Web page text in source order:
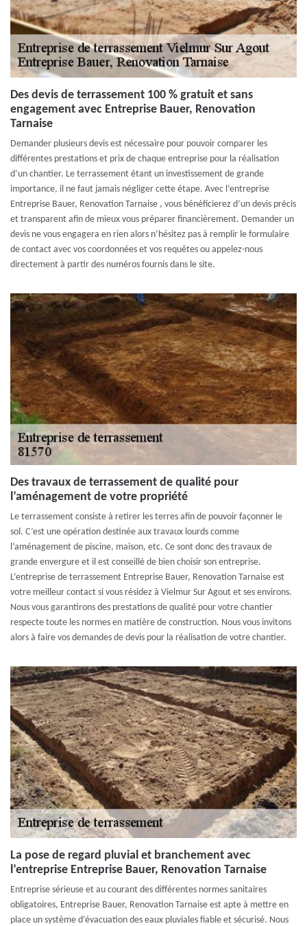
Des devis de terrassement 100 % gratuit et sans
engagement avec Entreprise Bauer, Renovation
Tarnaise
Demander plusieurs devis est nécessaire pour pouvoir comparer les
différentes prestations et prix de chaque entreprise pour la réalisation
d’un chantier. Le terrassement étant un investissement de grande
importance, il ne faut jamais négliger cette étape. Avec l’entreprise
Entreprise Bauer, Renovation Tarnaise , vous bénéficierez d’un devis précis
et transparent afin de mieux vous préparer financièrement. Demander un
devis ne vous engagera en rien alors n’hésitez pas à remplir le formulaire
de contact avec vos coordonnées et vos requêtes ou appelez-nous
directement à partir des numéros fournis dans le site.
Des travaux de terrassement de qualité pour
l’aménagement de votre propriété
Le terrassement consiste à retirer les terres afin de pouvoir façonner le
sol. C’est une opération destinée aux travaux lourds comme
l’aménagement de piscine, maison, etc. Ce sont donc des travaux de
grande envergure et il est conseillé de bien choisir son entreprise.
L’entreprise de terrassement Entreprise Bauer, Renovation Tarnaise est
votre meilleur contact si vous résidez à Vielmur Sur Agout et ses environs.
Nous vous garantirons des prestations de qualité pour votre chantier
respecte toute les normes en matière de construction. Nous vous invitons
alors à faire vos demandes de devis pour la réalisation de votre chantier.
La pose de regard pluvial et branchement avec
l’entreprise Entreprise Bauer, Renovation Tarnaise
Entreprise sérieuse et au courant des différentes normes sanitaires
obligatoires, Entreprise Bauer, Renovation Tarnaise est apte à mettre en
place un système d’évacuation des eaux pluviales fiable et sécurisé. Nous